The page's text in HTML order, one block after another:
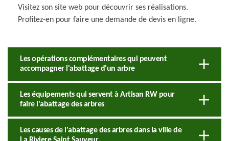
Visitez son site web pour découvrir ses réalisations.
Profitez-en pour faire une demande de devis en ligne.
Les opérations complémentaires qui peuvent
accompagner l'abattage d'un arbre
Les équipements qui servent à Artisan RW pour
faire l'abattage des arbres
Les causes de l'abattage des arbres dans la ville de